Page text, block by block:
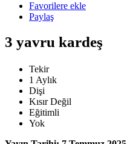
Favorilere ekle
Paylaş
3 yavru kardeş
Tekir
1 Aylık
Dişi
Kısır Değil
Eğitimli
Yok